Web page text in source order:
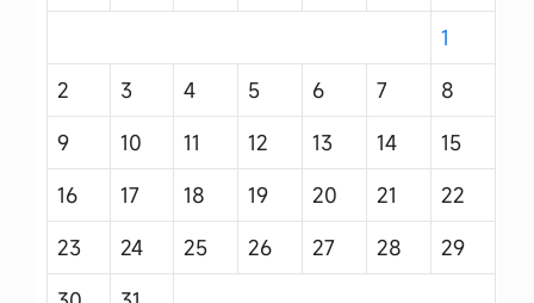
1
2
3 4 5 6 7
8
9
10 11 12 13 14
15
16
17 18 19 20 21
22
23
24 25 26 27 28
29